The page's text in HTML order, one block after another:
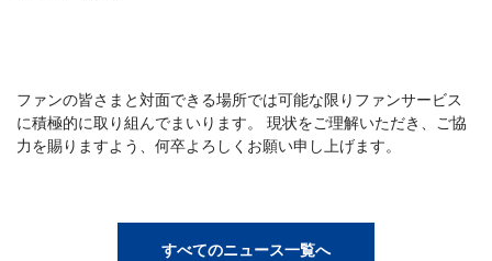
ファンの皆さまと対面できる場所では可能な限りファンサービス
に積極的に取り組んでまいります。 現状をご理解いただき、ご協
力を賜りますよう、何卒よろしくお願い申し上げます。
すべてのニュース一覧へ